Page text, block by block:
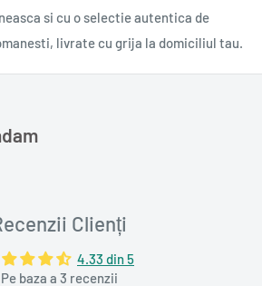
si cu o selectie autentica de
livrate cu grija la domiciliul tau.
Clienți
4.33 din 5
Pe baza a 3 recenzii